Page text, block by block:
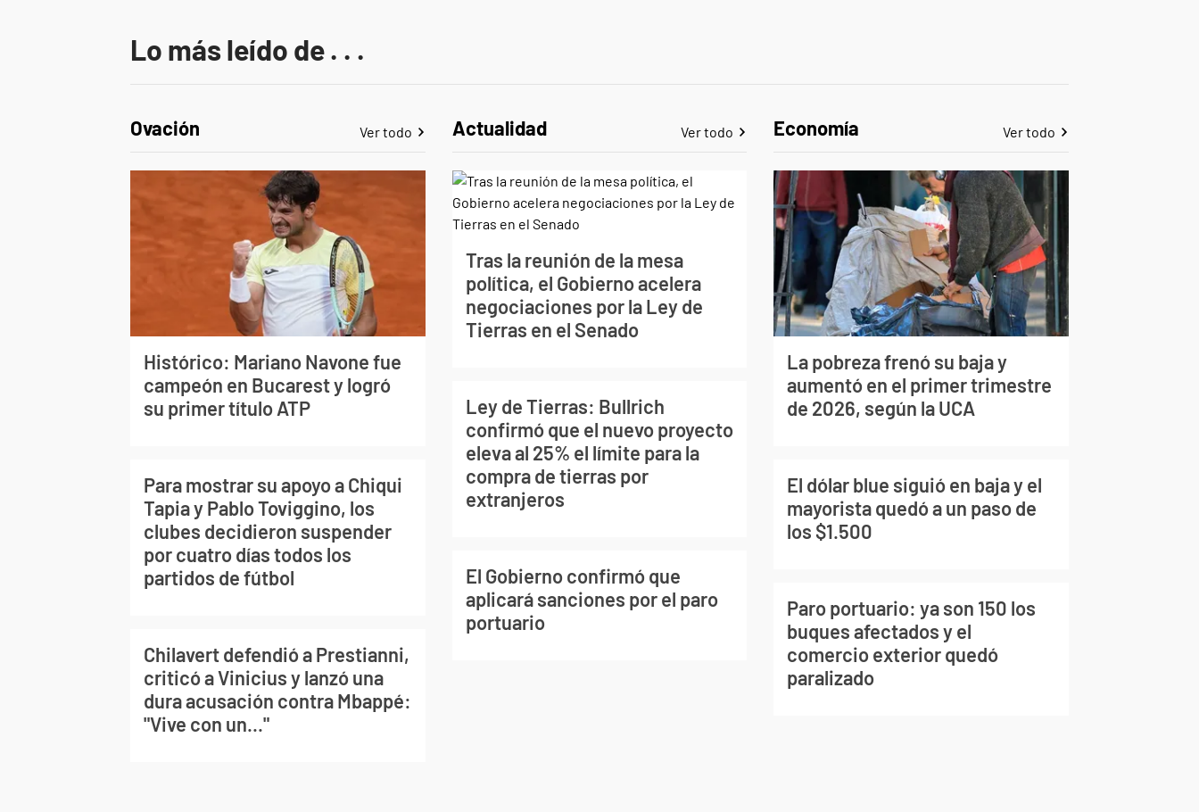
Lo más leído de . . .
Ovación Ver todo
Histórico: Mariano Navone fue
campeón en Bucarest y logró
su primer título ATP
Para mostrar su apoyo a Chiqui
Tapia y Pablo Toviggino, los
clubes decidieron suspender
por cuatro días todos los
partidos de fútbol
Chilavert defendió a Prestianni,
criticó a Vinicius y lanzó una
dura acusación contra Mbappé:
"Vive con un..."
Actualidad Ver todo
Tras la reunión de la mesa
política, el Gobierno acelera
negociaciones por la Ley de
Tierras en el Senado
Ley de Tierras: Bullrich
confirmó que el nuevo proyecto
eleva al 25% el límite para la
compra de tierras por
extranjeros
El Gobierno confirmó que
aplicará sanciones por el paro
portuario
Economía Ver todo
La pobreza frenó su baja y
aumentó en el primer trimestre
de 2026, según la UCA
El dólar blue siguió en baja y el
mayorista quedó a un paso de
los $1.500
Paro portuario: ya son 150 los
buques afectados y el
comercio exterior quedó
paralizado